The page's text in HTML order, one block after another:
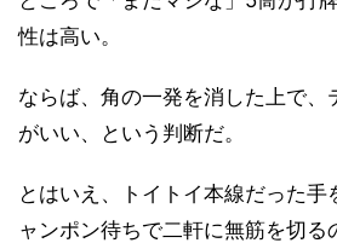
性は高い。
ならば、角の一発を消した上で、
がいい、という判断だ。
とはいえ、トイトイ本線だった手
ャンポン待ちで二軒に無筋を切る